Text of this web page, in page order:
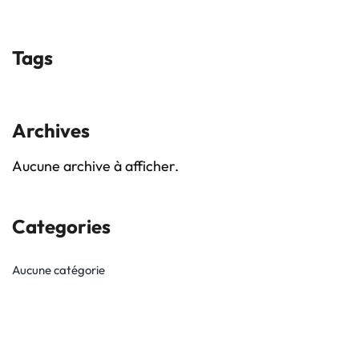
Tags
Archives
Aucune archive à afficher.
Categories
Aucune catégorie